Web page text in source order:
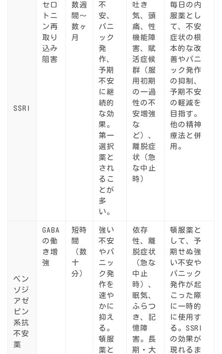
SSRI
セロ
トニ
ン再
取り
込み
阻害
数週
間〜
数ヶ
月
不
安、
パニ
ック
発
作、
予期
不安
に継
続的
な効
果。
第一
選択
薬と
され
るこ
とが
多
い。
吐き
気、頭
痛、性
機能障
害、賦
活症候
群（服
用初期
の一過
性の不
安増強
な
ど）、
離脱症
状（急
な中止
時）
毎日の内
服薬とし
て、不安
症状の根
本的な改
善やパニ
ック発作
の抑制、
予期不安
の軽減を
目指す。
他の精神
療法と併
用。
ベン
ゾジ
アゼ
ピン
系抗
不安
薬
GABA
の働
き増
強
短時
間
（数
十
分）
強い
不安
やパ
ニッ
ク発
作を
速や
かに
抑え
る。
頓服
薬と
依存
性、離
脱症状
（急な
中止
時） 、
眠気、
ふらつ
き、記
憶障
害。長
期・大
頓服薬と
して、予
期せぬ強
い不安や
パニック
発作が起
こった際
に一時的
に使用す
る。SSRI
の効果が
現れるま